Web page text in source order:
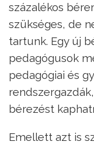
százalékos
szükséges, de
tartunk. Egy új
pedagógusok
pedagógiai és
bérezést
Emellett azt is